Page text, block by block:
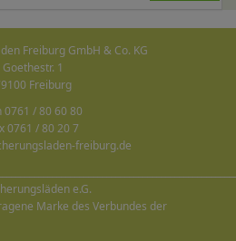
Freiburg GmbH & Co. KG
Goethestr. 1
Freiburg
0761 / 80 60 80
0761 / 80 20 7
freiburg.de
e.G.
Marke des Verbundes der